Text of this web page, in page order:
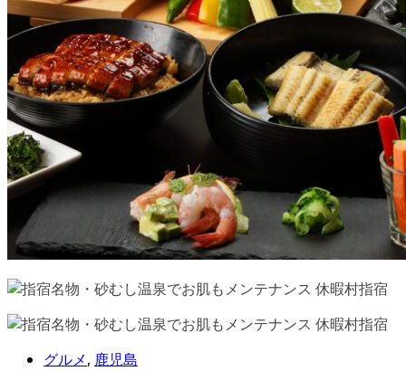
グルメ, 鹿児島